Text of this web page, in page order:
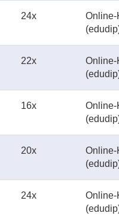
24x
Online-
22x
Online-
16x
Online-
20x
Online-
24x
Online-